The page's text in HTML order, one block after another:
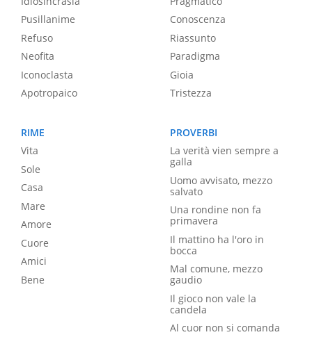
Pusillanime
Refuso
Neofita
Iconoclasta
Apotropaico
Conoscenza
Riassunto
Paradigma
Gioia
Tristezza
RIME
Vita
Sole
Casa
Mare
Amore
Cuore
Amici
Bene
PROVERBI
La verità vien sempre a
galla
Uomo avvisato, mezzo
salvato
Una rondine non fa
primavera
Il mattino ha l'oro in
bocca
Mal comune, mezzo
gaudio
Il gioco non vale la
candela
Al cuor non si comanda